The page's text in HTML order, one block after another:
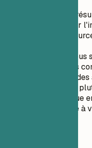
Quantifiez les
pour démontrer
Utilisez des
Concentrez-
leadership, des
problèmes ou
opérationnelle
Adaptez chaque
vous a préparé